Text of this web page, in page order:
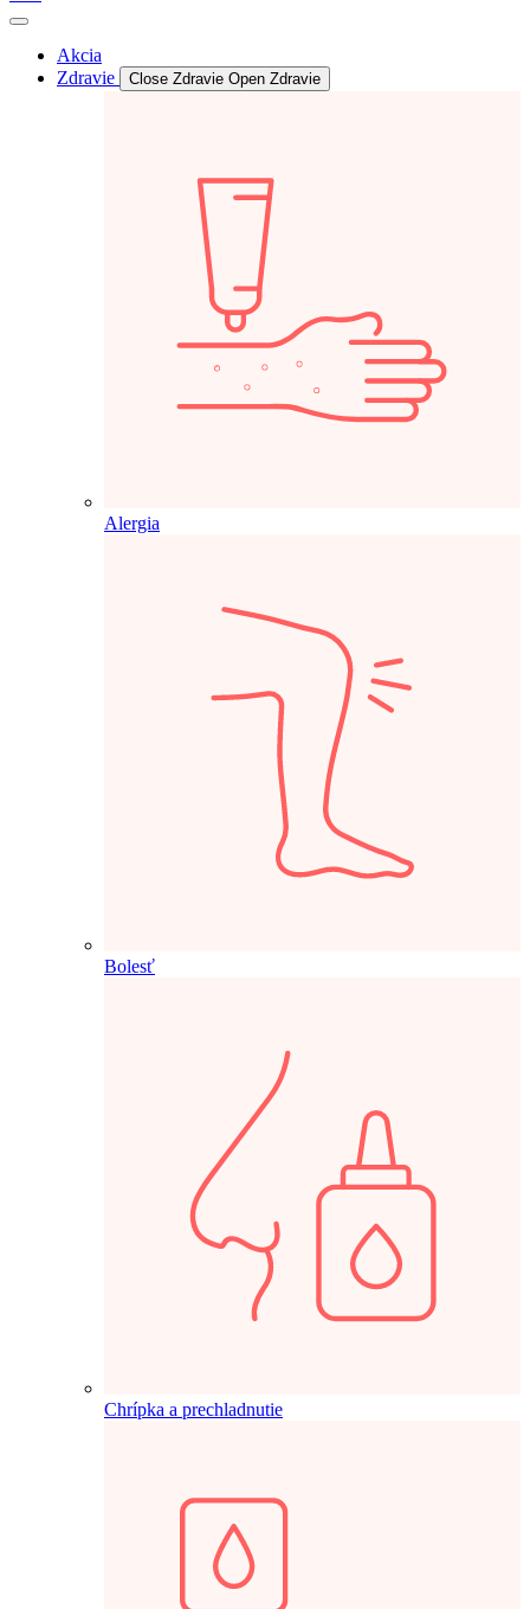
Akcia
Zdravie
Close Zdravie Open Zdravie
Alergia
Bolesť
Chrípka a prechladnutie